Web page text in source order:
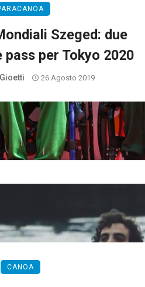
Szeged: due
per Tokyo 2020
26 Agosto 2019
CANOA